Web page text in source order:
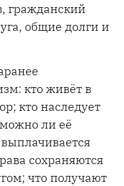
гражданский
общие долги и
кто живёт в
кто наследует
ли её
сохраняются
что получают